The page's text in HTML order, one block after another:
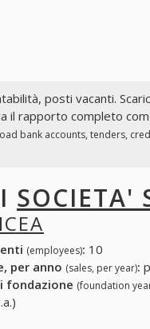
posti vacanti.
il rapporto completo
bank accounts, tenders,
SOCIETA'
(employees): 10
per anno (sales, per year):
fondazione (foundation